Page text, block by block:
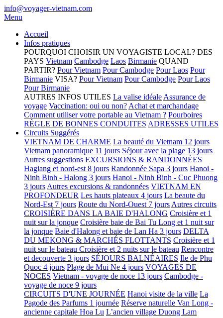
info@voyager-vietnam.com
Menu
Accueil
Infos pratiques
POURQUOI CHOISIR UN VOYAGISTE LOCAL? DES
PAYS Vietnam Cambodge Laos Birmanie QUAND
PARTIR? Pour Vietnam Pour Cambodge Pour Laos Pour
Birmanie VISA? Pour Vietnam Pour Cambodge Pour Laos
Pour Birmanie
AUTRES INFOS UTILES La valise idéale Assurance de
voyage Vaccination: oui ou non? Achat et marchandage
Comment utiliser votre portable au Vietnam ? Pourboires
RÈGLE DE BONNES CONDUITES ADRESSES UTILES
Circuits Suggérés
VIETNAM DE CHARME La beauté du Vietnam 12 jours
Vietnam panoramique 11 jours Séjour avec la plage 13 jours
Autres suggestions EXCURSIONS & RANDONNÉES
Hagiang et nord-est 8 jours Randonnée Sapa 3 jours Hanoi -
Ninh Binh - Halong 3 jours Hanoi - Ninh Binh - Cuc Phuong
3 jours Autres excursions & randonnées VIETNAM EN
PROFONDEUR Les hauts plateaux 4 jours La beaute du
Nord-Est 7 jours Route du Nord-Ouest 7 jours Autres circuits
CROISIÈRE DANS LA BAIE D'HALONG Croisière et 1
nuit sur la jonque Croisière baie de Bai Tu Long et 1 nuit sur
la jonque Baie d'Halong et baie de Lan Ha 3 jours DELTA
DU MEKONG & MARCHÉS FLOTTANTS Croisière et 1
nuit sur le bateau Croisière et 2 nuits sur le bateau Rencontre
et decouverte 3 jours SÉJOURS BALNÉAIRES Ile de Phu
Quoc 4 jours Plage de Mui Ne 4 jours VOYAGES DE
NOCES Vietnam - voyage de noce 13 jours Cambodge -
voyage de noce 9 jours
CIRCUITS D'UNE JOURNÉE Hanoi visite de la ville La
Pagode des Parfums 1 journée Réserve naturelle Van Long -
ancienne capitale Hoa Lu L’ancien village Duong Lam